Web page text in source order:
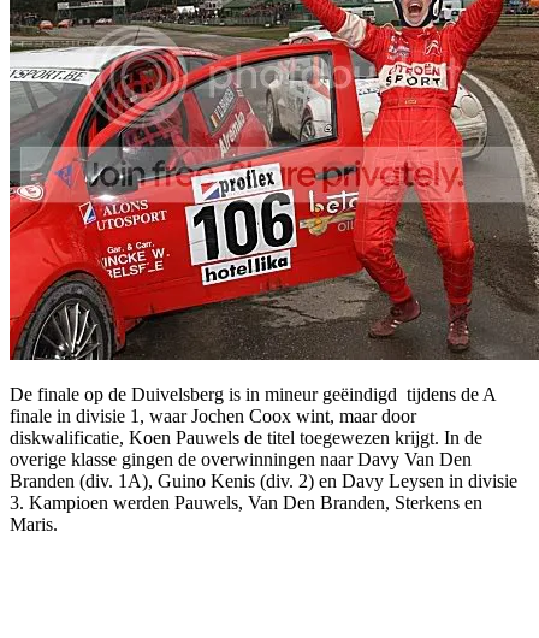
De finale op de Duivelsberg is in mineur geëindigd tijdens de A
finale in divisie 1, waar Jochen Coox wint, maar door
diskwalificatie, Koen Pauwels de titel toegewezen krijgt. In de
overige klasse gingen de overwinningen naar Davy Van Den
Branden (div. 1A), Guino Kenis (div. 2) en Davy Leysen in divisie
3. Kampioen werden Pauwels, Van Den Branden, Sterkens en
Maris.